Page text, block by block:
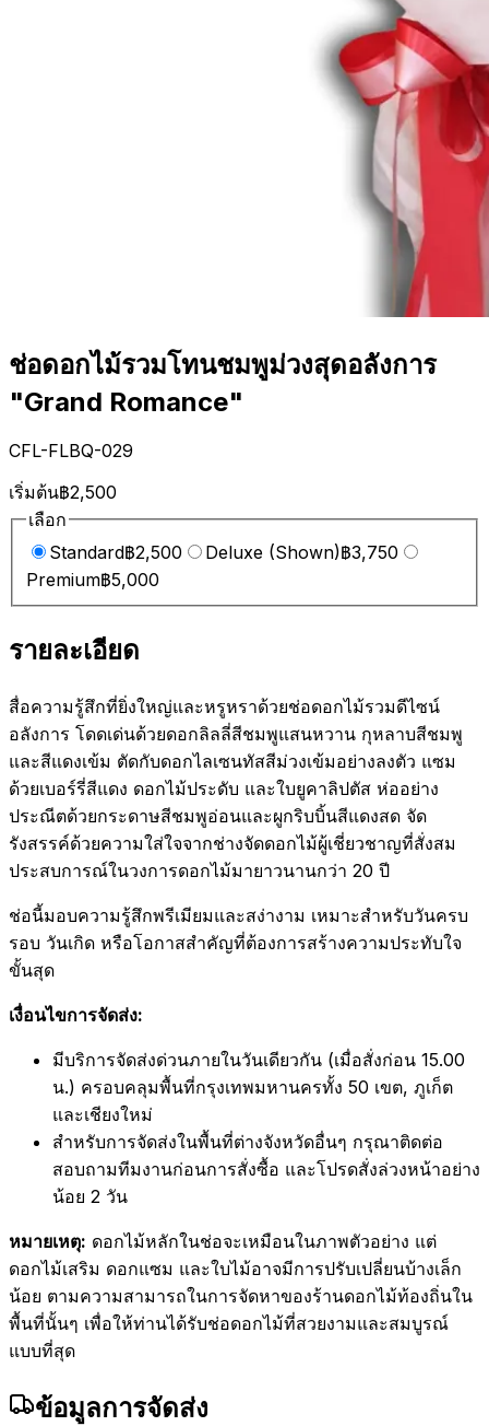
ช่อดอกไม้รวมโทนชมพูม่วงสุดอลังการ
"Grand Romance"
CFL-FLBQ-029
เริ่มต้น฿2,500
เลือก
Standard฿2,500 Deluxe (Shown)฿3,750
Premium฿5,000
รายละเอียด
สื่อความรู้สึกที่ยิ่งใหญ่และหรูหราด้วยช่อดอกไม้รวมดีไซน์
อลังการ โดดเด่นด้วยดอกลิลลี่สีชมพูแสนหวาน กุหลาบสีชมพู
และสีแดงเข้ม ตัดกับดอกไลเซนทัสสีม่วงเข้มอย่างลงตัว แซม
ด้วยเบอร์รี่สีแดง ดอกไม้ประดับ และใบยูคาลิปตัส ห่ออย่าง
ประณีตด้วยกระดาษสีชมพูอ่อนและผูกริบบิ้นสีแดงสด จัด
รังสรรค์ด้วยความใส่ใจจากช่างจัดดอกไม้ผู้เชี่ยวชาญที่สั่งสม
ประสบการณ์ในวงการดอกไม้มายาวนานกว่า 20 ปี
ช่อนี้มอบความรู้สึกพรีเมียมและสง่างาม เหมาะสำหรับวันครบ
รอบ วันเกิด หรือโอกาสสำคัญที่ต้องการสร้างความประทับใจ
ขั้นสุด
เงื่อนไขการจัดส่ง:
มีบริการจัดส่งด่วนภายในวันเดียวกัน (เมื่อสั่งก่อน 15.00
น.) ครอบคลุมพื้นที่กรุงเทพมหานครทั้ง 50 เขต, ภูเก็ต
และเชียงใหม่
สำหรับการจัดส่งในพื้นที่ต่างจังหวัดอื่นๆ กรุณาติดต่อ
สอบถามทีมงานก่อนการสั่งซื้อ และโปรดสั่งล่วงหน้าอย่าง
น้อย 2 วัน
หมายเหตุ: ดอกไม้หลักในช่อจะเหมือนในภาพตัวอย่าง แต่
ดอกไม้เสริม ดอกแซม และใบไม้อาจมีการปรับเปลี่ยนบ้างเล็ก
น้อย ตามความสามารถในการจัดหาของร้านดอกไม้ท้องถิ่นใน
พื้นที่นั้นๆ เพื่อให้ท่านได้รับช่อดอกไม้ที่สวยงามและสมบูรณ์
แบบที่สุด
ข้อมูลการจัดส่ง